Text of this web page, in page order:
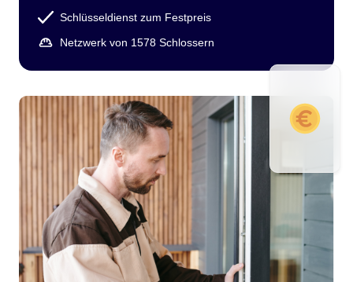
Schlüsseldienst zum Festpreis
Netzwerk von 1578 Schlossern